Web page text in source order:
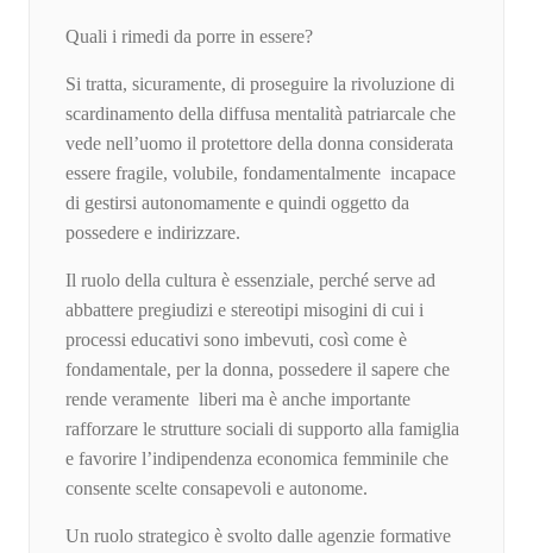
Quali i rimedi da porre in essere?
Si tratta, sicuramente, di proseguire la rivoluzione di
scardinamento della diffusa mentalità patriarcale che
vede nell’uomo il protettore della donna considerata
essere fragile, volubile, fondamentalmente incapace
di gestirsi autonomamente e quindi oggetto da
possedere e indirizzare.
Il ruolo della cultura è essenziale, perché serve ad
abbattere pregiudizi e stereotipi misogini di cui i
processi educativi sono imbevuti, così come è
fondamentale, per la donna, possedere il sapere che
rende veramente liberi ma è anche importante
rafforzare le strutture sociali di supporto alla famiglia
e favorire l’indipendenza economica femminile che
consente scelte consapevoli e autonome.
Un ruolo strategico è svolto dalle agenzie formative